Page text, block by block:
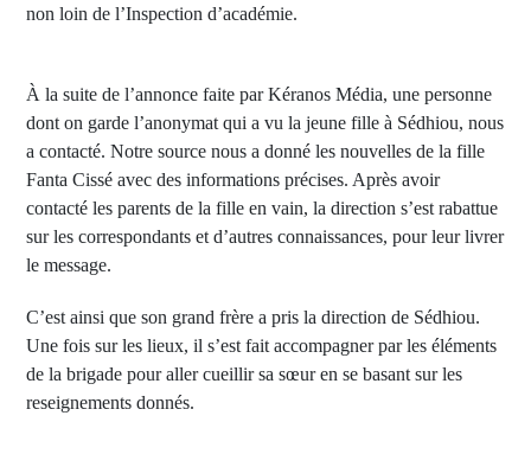
non loin de l’Inspection d’académie.
À la suite de l’annonce faite par Kéranos Média, une personne
dont on garde l’anonymat qui a vu la jeune fille à Sédhiou, nous
a contacté. Notre source nous a donné les nouvelles de la fille
Fanta Cissé avec des informations précises. Après avoir
contacté les parents de la fille en vain, la direction s’est rabattue
sur les correspondants et d’autres connaissances, pour leur livrer
le message.
C’est ainsi que son grand frère a pris la direction de Sédhiou.
Une fois sur les lieux, il s’est fait accompagner par les éléments
de la brigade pour aller cueillir sa sœur en se basant sur les
reseignements donnés.